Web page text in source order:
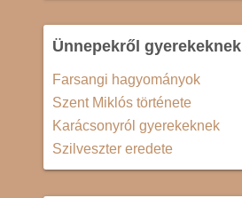
Ünnepekről gyerekeknek
Farsangi hagyományok
Szent Miklós története
Karácsonyról gyerekeknek
Szilveszter eredete